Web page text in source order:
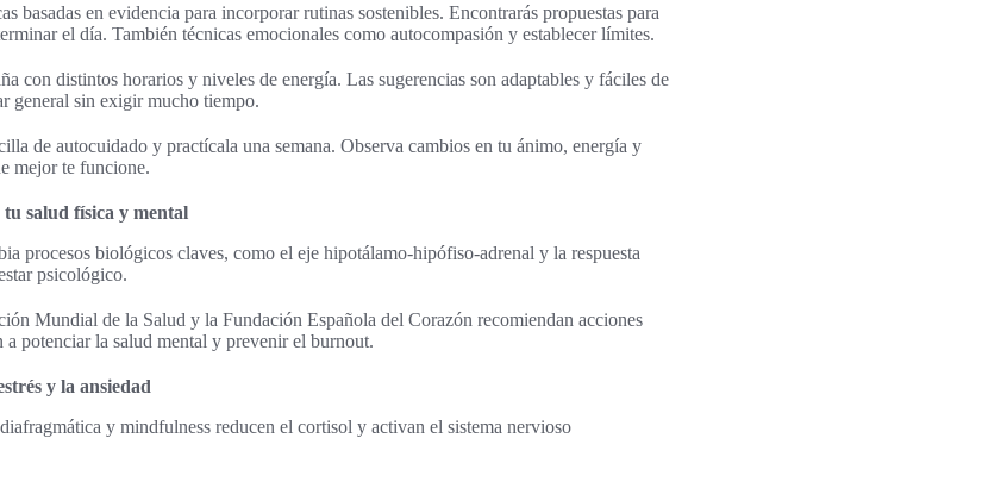
basadas en evidencia para incorporar rutinas sostenibles. Encontrarás propuestas para
el día. También técnicas emocionales como autocompasión y establecer límites.
con distintos horarios y niveles de energía. Las sugerencias son adaptables y fáciles de
general sin exigir mucho tiempo.
de autocuidado y practícala una semana. Observa cambios en tu ánimo, energía y
mejor te funcione.
salud física y mental
procesos biológicos claves, como el eje hipotálamo-hipófiso-adrenal y la respuesta
psicológico.
Mundial de la Salud y la Fundación Española del Corazón recomiendan acciones
a potenciar la salud mental y prevenir el burnout.
y la ansiedad
y mindfulness reducen el cortisol y activan el sistema nervioso